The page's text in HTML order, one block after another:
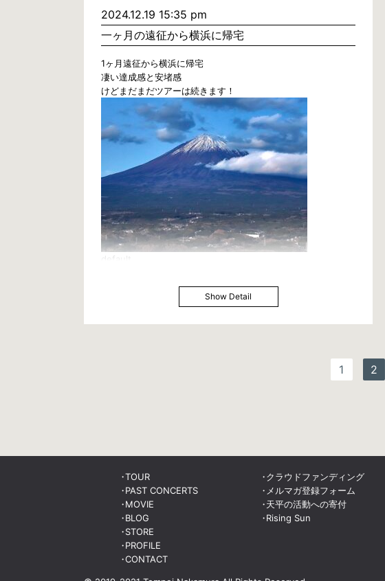
2024.12.19 15:35 pm
一ヶ月の遠征から横浜に帰宅
1ヶ月遠征から横浜に帰宅
凄い達成感と安堵感
けどまだまだツアーは続きます！
default
Show Detail
1 2
TOUR
PAST CONCERTS
MOVIE
BLOG
STORE
PROFILE
CONTACT
クラウドファンディング
メルマガ登録フォーム
天平の活動への寄付
Rising Sun